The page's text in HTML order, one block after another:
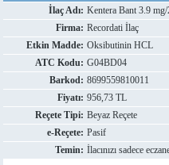
İlaç Adı: Kentera Bant 3.9
Firma: Recordati İlaç
Etkin Madde: Oksibutinin HCL
ATC Kodu: G04BD04
Barkod: 8699559810011
Fiyatı: 956,73 TL
Reçete Tipi: Beyaz Reçete
e-Reçete: Pasif
Temin: İlacınızı sadece